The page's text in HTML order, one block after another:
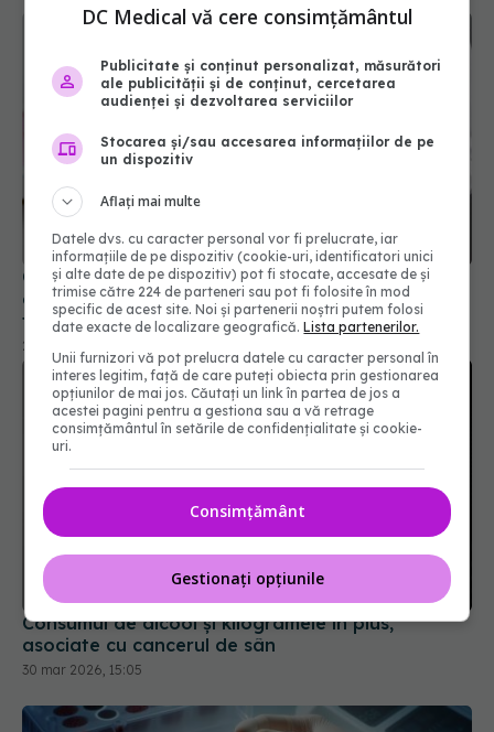
Cum ajunge cancerul ovarian rezistent la
chimioterapie și cum se poate contracara acest
fenomen
29 iun 2026, 12:20
Consumul de alcool și kilogramele în plus,
asociate cu cancerul de sân
30 mar 2026, 15:05
DC Medical vă cere consimțământul
Publicitate și conținut personalizat, măsurători
ale publicității și de conținut, cercetarea
audienței și dezvoltarea serviciilor
Stocarea și/sau accesarea informațiilor de pe
un dispozitiv
Aflați mai multe
Datele dvs. cu caracter personal vor fi prelucrate, iar
informațiile de pe dispozitiv (cookie-uri, identificatori unici
și alte date de pe dispozitiv) pot fi stocate, accesate de și
trimise către 224 de parteneri sau pot fi folosite în mod
specific de acest site. Noi și partenerii noștri putem folosi
date exacte de localizare geografică.Lista partenerilor.
Unii furnizori vă pot prelucra datele cu caracter personal în
interes legitim, față de care puteți obiecta prin gestionarea
opțiunilor de mai jos. Căutați un link în partea de jos a
acestei pagini pentru a gestiona sau a vă retrage
consimțământul în setările de confidențialitate și cookie-
uri.
Consimțământ
Gestionați opțiunile